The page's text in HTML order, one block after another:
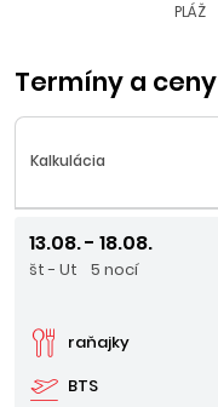
PLÁŽ
Termíny a ceny
Kalkulácia
13.08. - 18.08.
št - Ut 5 nocí
BTS
raňajky